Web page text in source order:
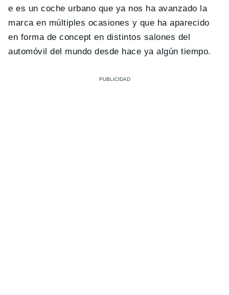
e es un coche urbano que ya nos ha avanzado la
marca en múltiples ocasiones y que ha aparecido
en forma de concept en distintos salones del
automóvil del mundo desde hace ya algún tiempo.